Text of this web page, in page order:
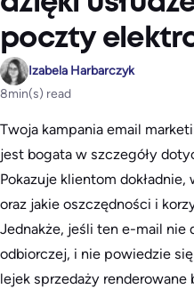
poczty
Izabela Harbarczyk
8min(s) read
Twoja kampania email
jest bogata w szczegóły
Pokazuje klientom
oraz jakie oszczędności i
Jednakże, jeśli ten e-mail nie
odbiorczej, i nie powiedzie
lejek sprzedaży renderowane